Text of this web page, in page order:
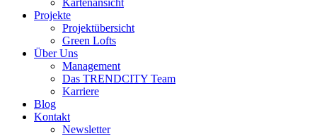
Kartenansicht
Projekte
Projektübersicht
Green Lofts
Über Uns
Management
Das TRENDCITY Team
Karriere
Blog
Kontakt
Newsletter